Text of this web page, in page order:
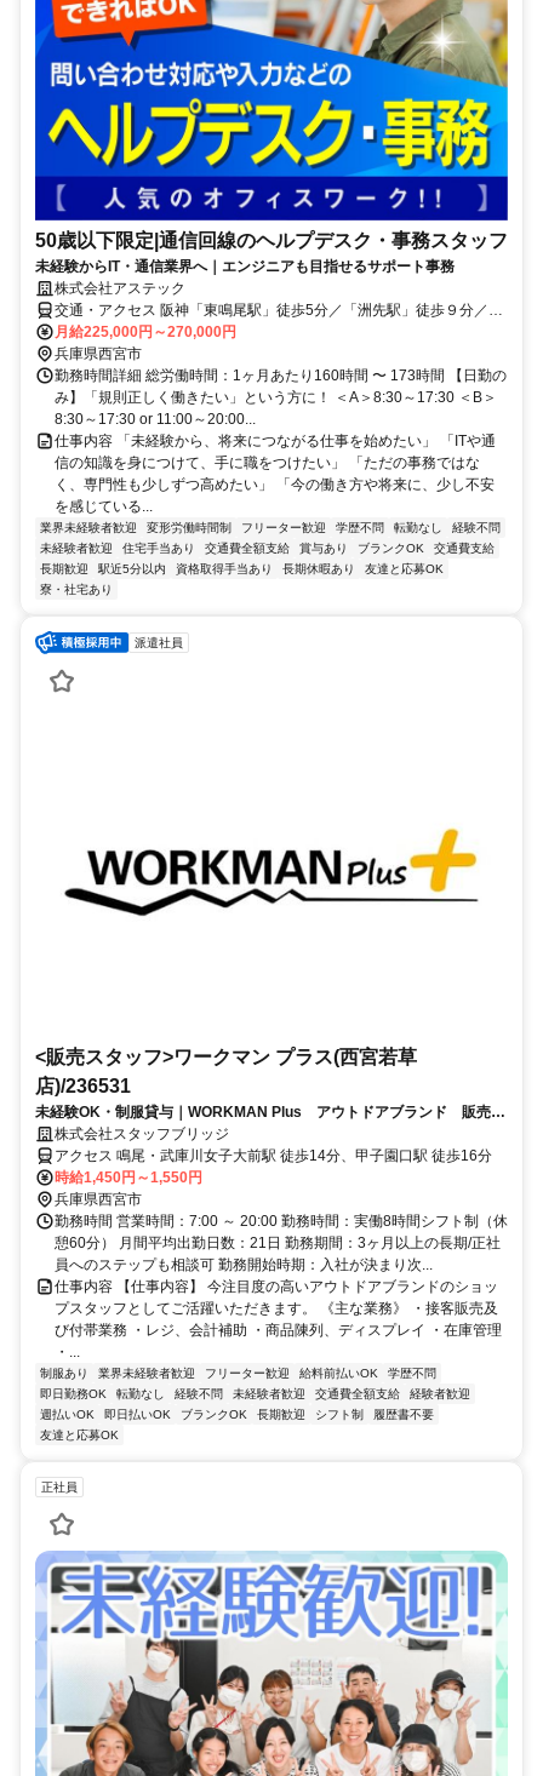
50歳以下限定|通信回線のヘルプデスク・事務スタッフ
未経験からIT・通信業界へ｜エンジニアも目指せるサポート事務
株式会社アステック
交通・アクセス 阪神「東鳴尾駅」徒歩5分／「洲先駅」徒歩９分／
「武庫川団地前駅」徒歩14分
月給225,000円～270,000円
兵庫県西宮市
勤務時間詳細 総労働時間：1ヶ月あたり160時間 〜 173時間 【日勤の
み】「規則正しく働きたい」という方に！ ＜A＞8:30～17:30 ＜B＞
8:30～17:30 or 11:00～20:00...
仕事内容 「未経験から、将来につながる仕事を始めたい」 「ITや通
信の知識を身につけて、手に職をつけたい」 「ただの事務ではな
く、専門性も少しずつ高めたい」 「今の働き方や将来に、少し不安
を感じている...
業界未経験者歓迎 変形労働時間制 フリーター歓迎 学歴不問 転勤なし
経験不問
未経験者歓迎
住宅手当あり 交通費全額支給 賞与あり ブランクOK
交通費支給
長期歓迎
駅近5分以内 資格取得手当あり 長期休暇あり
友達と応募OK
寮・社宅あり
派遣社員
<販売スタッフ>ワークマン プラス(西宮若草
店)/236531
未経験OK・制服貸与｜WORKMAN Plus アウトドアブランド 販売ス
タッフ 西宮若草店（兵庫）
株式会社スタッフブリッジ
アクセス 鳴尾・武庫川女子大前駅 徒歩14分、甲子園口駅 徒歩16分
時給1,450円～1,550円
兵庫県西宮市
勤務時間 営業時間：7:00 ～ 20:00 勤務時間：実働8時間シフト制（休
憩60分） 月間平均出勤日数：21日 勤務期間：3ヶ月以上の長期/正社
員へのステップも相談可 勤務開始時期：入社が決まり次...
仕事内容 【仕事内容】 今注目度の高いアウトドアブランドのショッ
プスタッフとしてご活躍いただきます。 《主な業務》 ・接客販売及
び付帯業務 ・レジ、会計補助 ・商品陳列、ディスプレイ ・在庫管理
・...
制服あり 業界未経験者歓迎 フリーター歓迎 給料前払いOK
学歴不問
即日勤務OK
転勤なし 経験不問 未経験者歓迎 交通費全額支給
経験者歓迎
週払いOK
即日払いOK ブランクOK 長期歓迎 シフト制
履歴書不要
友達と応募OK
正社員